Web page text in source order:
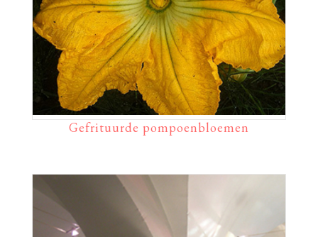
Gefrituurde pompoenbloemen